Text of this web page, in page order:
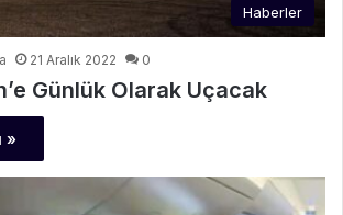
Haberler
21 Aralık 2022 0
Günlük Olarak Uçacak
»